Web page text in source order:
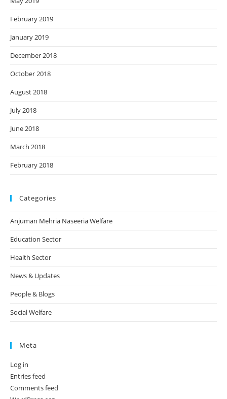
February 2019
January 2019
December 2018
October 2018
August 2018
July 2018
June 2018
March 2018
February 2018
Categories
Anjuman Mehria Naseeria Welfare
Education Sector
Health Sector
News & Updates
People & Blogs
Social Welfare
Meta
Log in
Entries feed
Comments feed